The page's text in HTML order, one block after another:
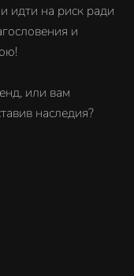
идти на риск ради
и
или вам
наследия?